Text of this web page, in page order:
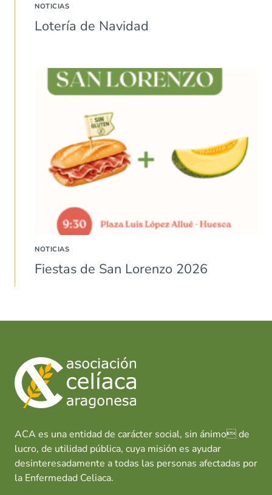
NOTICIAS
Lotería de Navidad
NOTICIAS
Fiestas de San Lorenzo 2026
ACA es una entidad de carácter social, sin ánimo de
lucro, de utilidad pública, cuya misión es ayudar
desinteresadamente a todas las personas afectadas por
la Enfermedad Celiaca.